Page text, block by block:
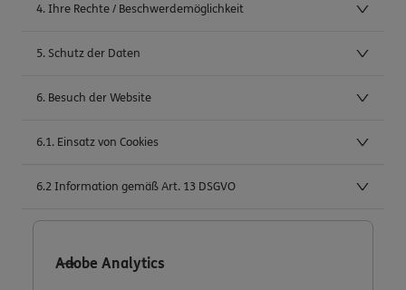
4. Ihre Rechte / Beschwerdemöglichkeit
5. Schutz der Daten
6. Besuch der Website
6.1. Einsatz von Cookies
6.2 Information gemäß Art. 13 DSGVO
Adobe Analytics